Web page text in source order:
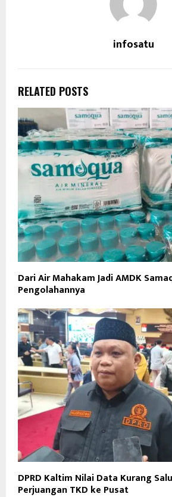
infosatu
RELATED POSTS
Dari Air Mahakam Jadi AMDK
Pengolahannya
DPRD Kaltim Nilai Data Kurang
Perjuangan TKD ke Pusat